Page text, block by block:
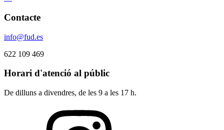
Contacte
info@fud.es
622 109 469
Horari d'atenció al públic
De dilluns a divendres, de les 9 a les 17 h.